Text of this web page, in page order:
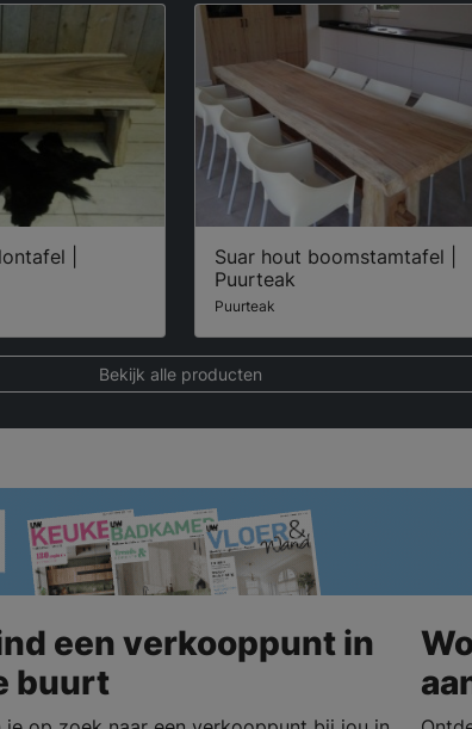
|
Suar hout boomstamtafel |
Puurteak
Puurteak
Bekijk alle producten
een verkooppunt in
buurt